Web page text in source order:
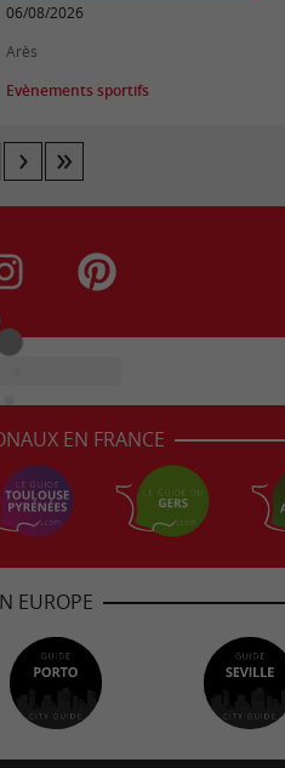
06/08/2026
Arès
Evènements sportifs
EN FRANCE
EUROPE